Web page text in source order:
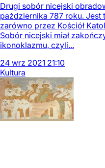
Drugi sobór nicejski
października 787 roku.
zarówno przez Kościół
Sobór nicejski miał
ikonoklazmu, czyli...
24 wrz 2021 21:10
Kultura